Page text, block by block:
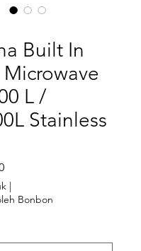
Built In
L /
Stainless
Harga
|
Bonbon